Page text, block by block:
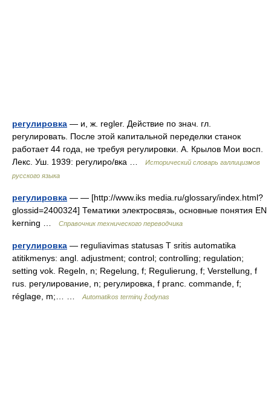
регулировка — и, ж. regler. Действие по знач. гл.
регулировать. После этой капитальной переделки станок
работает 44 года, не требуя регулировки. А. Крылов Мои восп.
Лекс. Уш. 1939: регулиро/вка …
Исторический словарь галлицизмов
русского языка
регулировка — — [http://www.iks media.ru/glossary/index.html?
glossid=2400324] Тематики электросвязь, основные понятия EN
kerning …
Справочник технического переводчика
регулировка — reguliavimas statusas T sritis automatika
atitikmenys: angl. adjustment; control; controlling; regulation;
setting vok. Regeln, n; Regelung, f; Regulierung, f; Verstellung, f
rus. регулирование, n; регулировка, f pranc. commande, f;
réglage, m;… …
Automatikos terminų žodynas